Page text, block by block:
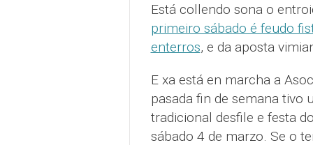
Está collendo sona o
primeiro sábado é feudo
enterros, e da aposta
E xa está en marcha a
pasada fin de semana tivo
tradicional desfile e festa
sábado 4 de marzo. Se o